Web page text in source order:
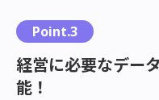
Point.3
経営に必要なデー
能！